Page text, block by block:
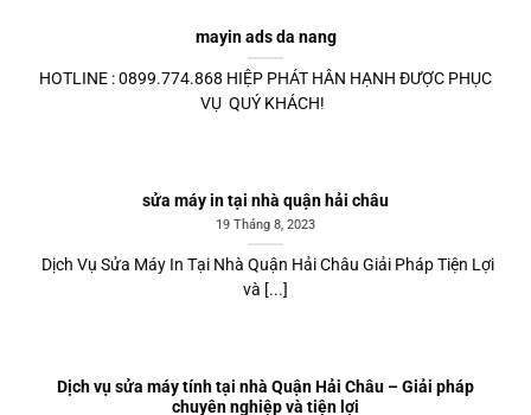
mayin ads da nang
HOTLINE : 0899.774.868 HIỆP PHÁT HÂN HẠNH ĐƯỢC PHỤC
VỤ QUÝ KHÁCH!
sửa máy in tại nhà quận hải châu
19 Tháng 8, 2023
Dịch Vụ Sửa Máy In Tại Nhà Quận Hải Châu Giải Pháp Tiện Lợi
và [...]
Dịch vụ sửa máy tính tại nhà Quận Hải Châu – Giải pháp
chuyên nghiệp và tiện lợi